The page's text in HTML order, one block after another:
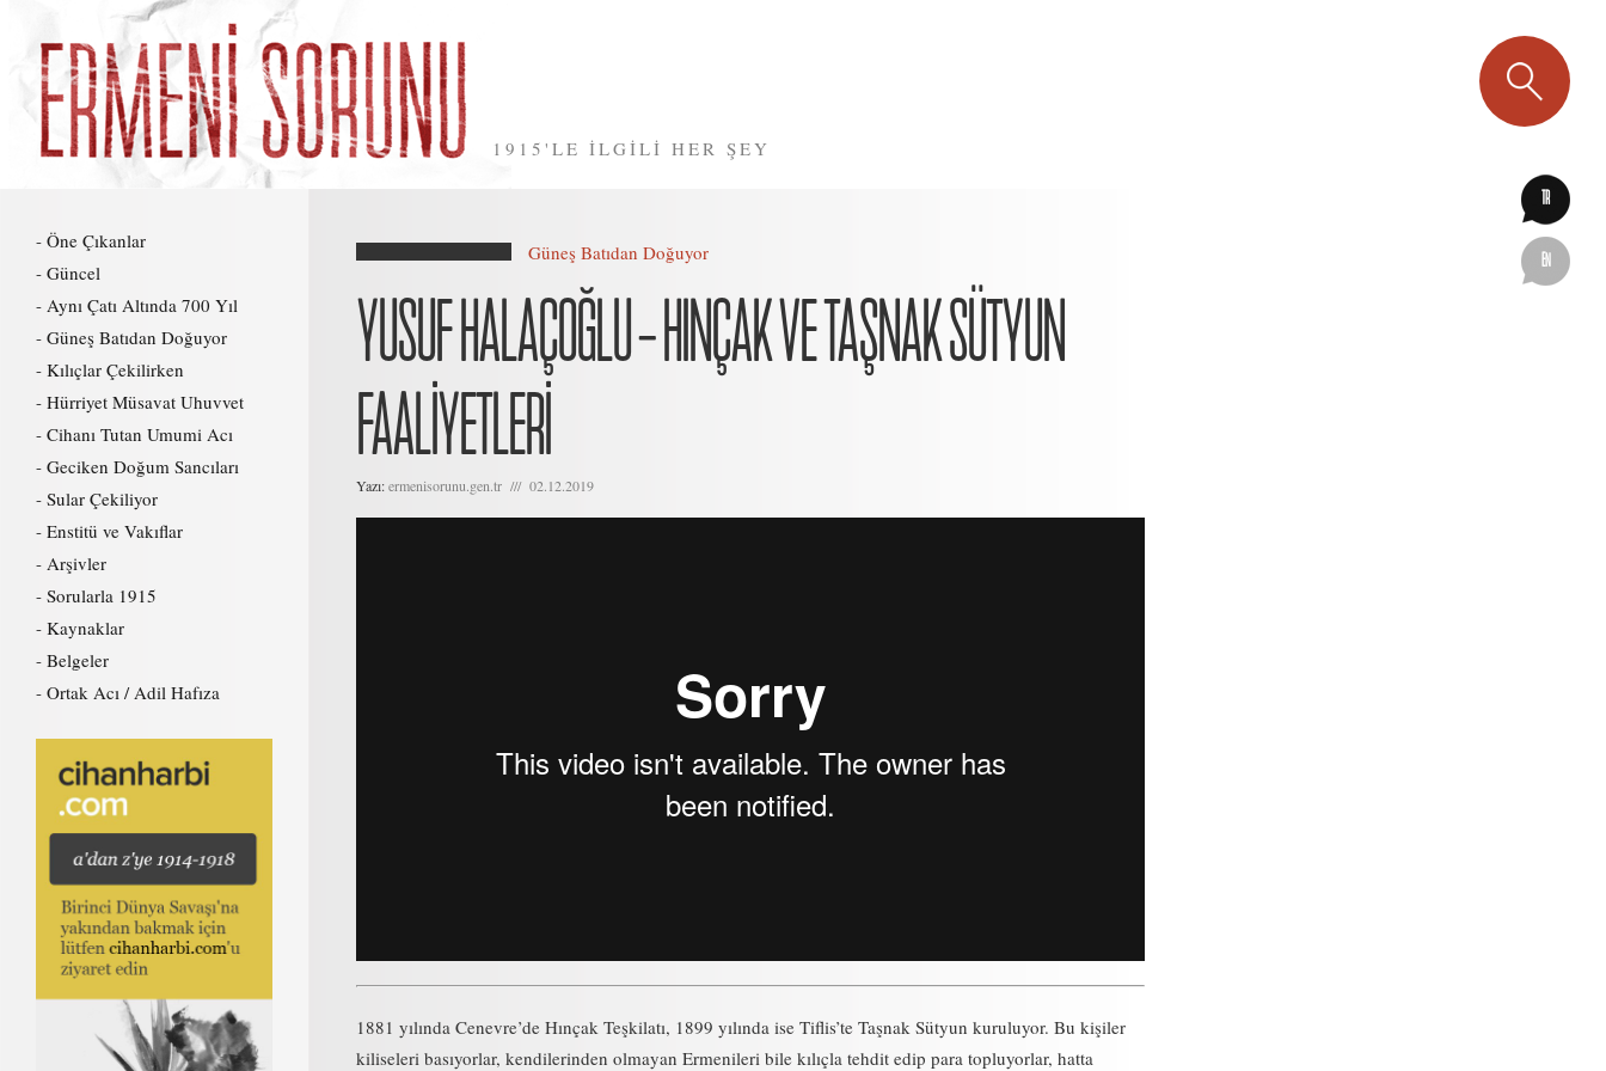
1915'LE İLGİLİ HER ŞEY
TR
EN
Öne Çıkanlar
Güncel
Aynı Çatı Altında 700 Yıl
Güneş Batıdan Doğuyor
Kılıçlar Çekilirken
Hürriyet Müsavat Uhuvvet
Cihanı Tutan Umumi Acı
Geciken Doğum Sancıları
Sular Çekiliyor
Enstitü ve Vakıflar
Arşivler
Sorularla 1915
Kaynaklar
Belgeler
Ortak Acı / Adil Hafıza
Güneş Batıdan Doğuyor
YUSUF HALAÇOĞLU – HINÇAK VE TAŞNAK SÜTYUN
FAALİYETLERİ
Yazı:ermenisorunu.gen.tr /// 02.12.2019
1881 yılında Cenevre’de Hınçak Teşkilatı, 1899 yılında ise Tiflis’te Taşnak Sütyun kuruluyor. Bu kişiler
kiliseleri basıyorlar, kendilerinden olmayan Ermenileri bile kılıçla tehdit edip para topluyorlar, hatta